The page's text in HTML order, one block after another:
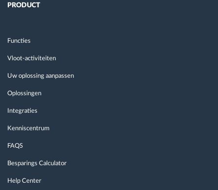
PRODUCT
Functies
Vloot-activiteiten
Uw oplossing aanpassen
Oplossingen
Integraties
Kenniscentrum
FAQS
Besparings Calculator
Help Center